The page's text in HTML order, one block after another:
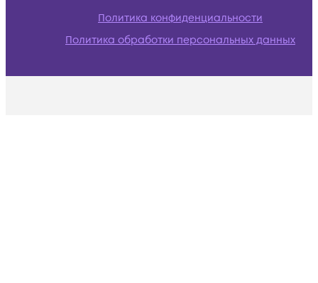
Политика конфиденциальности
Политика обработки персональных данных